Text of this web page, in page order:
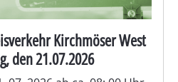
Kirchmöser West
den 21.07.2026